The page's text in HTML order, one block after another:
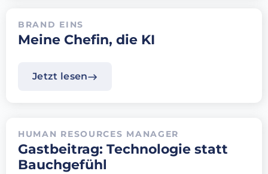
BRAND EINS
Meine Chefin, die KI
Jetzt lesen
HUMAN RESOURCES MANAGER
Gastbeitrag: Technologie statt
Bauchgefühl